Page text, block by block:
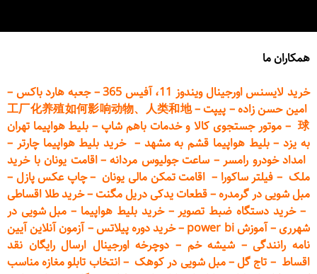
همکاران ما
خرید لایسنس اورجینال ویندوز 11، آفیس 365
–جعبه هارد باکس –
امین حسن زاده– پیپت–
工厂化养殖如何影响动物、人类和地
球
– موتور جستجوی کالا و خدمات باهم شاپ– بلیط هواپیما تهران
به یزد–بلیط هواپیما قشم به مشهد –خرید بلیط هواپیما چارتر –
امداد خودرو رامسر– ساعت جولیوس مردانه–اقامت یونان با خرید
ملک – فیلتر ساکورا – اقامت تمکن مالی یونان –چاپ عکس پازل –
مبل شویی در گرمدره–قطعاتیدکی دریل مگنت–خرید طلا اقساطی
–خرید دستگاه ضبط تصویر–خرید بلیط هواپیما –مبل شویی در
شهرری–آموزش power bi –خرید دورهپیلاتس–آزمون آنلاین آیین
نامه رانندگی– شیشه خم – دوچرخه اورجینال ارسال رایگان نقد
اقساط – تاج گل–مبل شویی در کوهک–انتخاب تابلو مغازه مناسب